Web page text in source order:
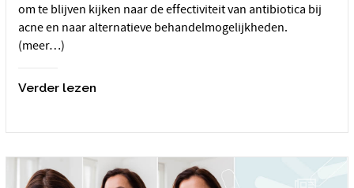
om te blijven kijken naar de effectiviteit van antibiotica bij
acne en naar alternatieve behandelmogelijkheden.
(meer…)
Verder lezen